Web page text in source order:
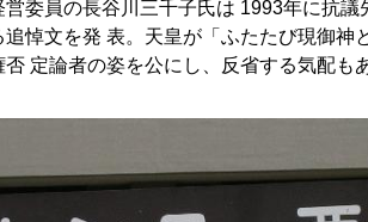
委員の長谷川三千子氏は 1993年に抗
悼文を発 表。天皇が「ふたたび現御神
定論者の姿を公にし、反省する気配も